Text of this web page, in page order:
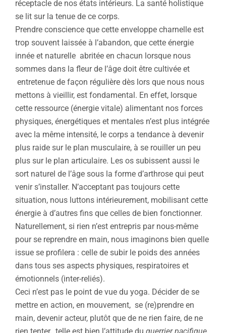
réceptacle de nos états intérieurs. La santé holistique
se lit sur la tenue de ce corps.
Prendre conscience que cette enveloppe charnelle est
trop souvent laissée à l’abandon, que cette énergie
innée et naturelle abritée en chacun lorsque nous
sommes dans la fleur de l’âge doit être cultivée et
entretenue de façon régulière dès lors que nous nous
mettons à vieillir, est fondamental. En effet, lorsque
cette ressource (énergie vitale) alimentant nos forces
physiques, énergétiques et mentales n’est plus intégrée
avec la même intensité, le corps a tendance à devenir
plus raide sur le plan musculaire, à se rouiller un peu
plus sur le plan articulaire. Les os subissent aussi le
sort naturel de l’âge sous la forme d’arthrose qui peut
venir s’installer. N’acceptant pas toujours cette
situation, nous luttons intérieurement, mobilisant cette
énergie à d’autres fins que celles de bien fonctionner.
Naturellement, si rien n’est entrepris par nous-même
pour se reprendre en main, nous imaginons bien quelle
issue se profilera : celle de subir le poids des années
dans tous ses aspects physiques, respiratoires et
émotionnels (inter-reliés).
Ceci n’est pas le point de vue du yoga. Décider de se
mettre en action, en mouvement, se (re)prendre en
main, devenir acteur, plutôt que de ne rien faire, de ne